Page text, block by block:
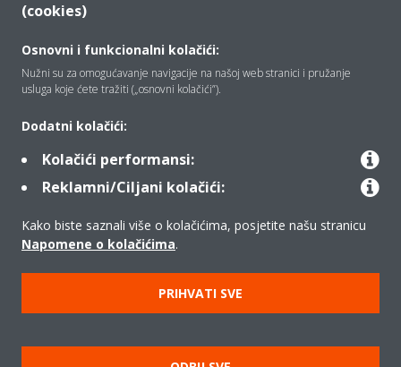
Tko smo mi
Rješenja
Kontakt
Proizvodi
Copyright © Daikin
Pravna napomena
Obavijest o kolačićima
(cookies)
Osnovni i funkcionalni kolačići:
Nužni su za omogućavanje navigacije na našoj web stranici i pružanje
usluga koje ćete tražiti („osnovni kolačići”).
Dodatni kolačići:
Kolačići performansi:
Reklamni/Ciljani kolačići:
Kako biste saznali više o kolačićima, posjetite našu stranicu
Napomene o kolačićima.
PRIHVATI SVE